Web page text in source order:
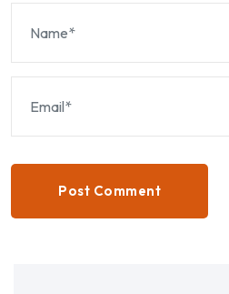
Post Comment